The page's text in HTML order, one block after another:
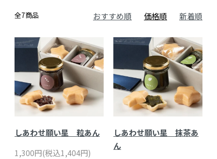
全7商品 おすすめ順 価格順 新着順
しあわせ願い星 粒あん
1,300円(税込1,404円)
しあわせ願い星 抹茶あ
ん